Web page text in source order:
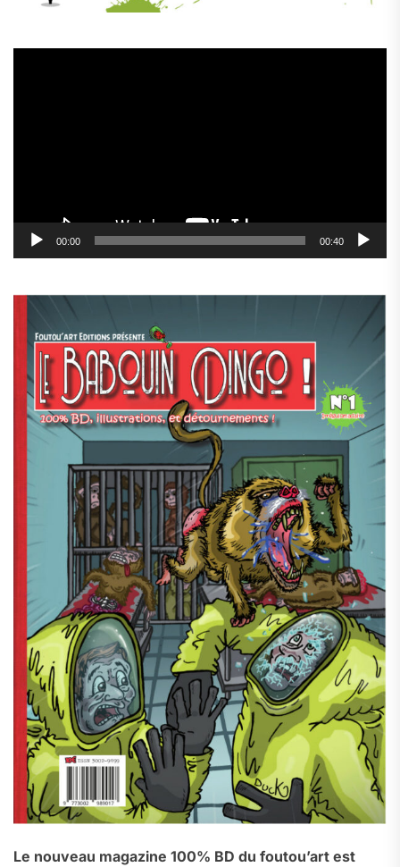
00:00 00:40
Le nouveau magazine 100% BD du foutou’art est